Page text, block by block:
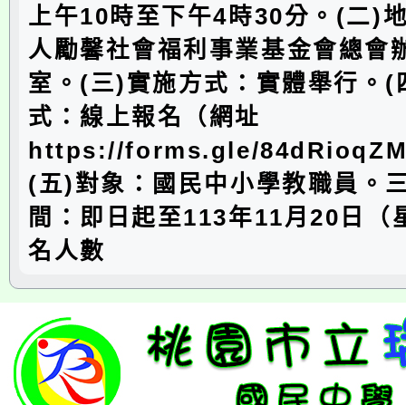
上午10時至下午4時30分。(二)
人勵馨社會福利事業基金會總會
室。(三)實施方式：實體舉行。(
式：線上報名（網址
https://forms.gle/
(五)對象：國民中小學教職員。
間：即日起至113年11月20日（
名人數